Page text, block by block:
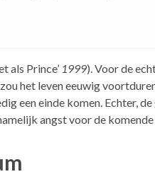
als Prince’ 1999). Voor de
het leven eeuwig
een einde komen. Echter,
angst voor de